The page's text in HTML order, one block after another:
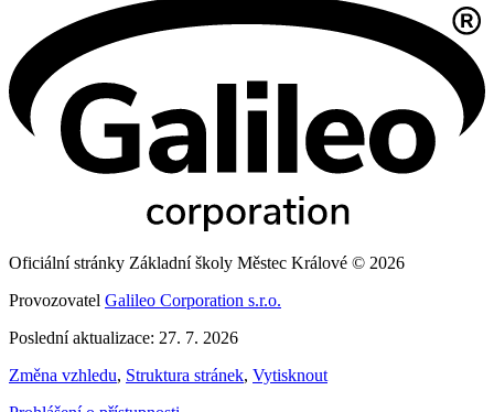
Oficiální stránky Základní školy Městec Králové © 2026
Provozovatel Galileo Corporation s.r.o.
Poslední aktualizace: 27. 7. 2026
Změna vzhledu, Struktura stránek, Vytisknout